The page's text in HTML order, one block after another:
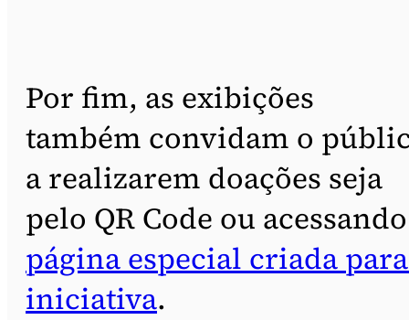
Por fim, as exibições
também convidam o
a realizarem doações seja
pelo QR Code ou
página especial criada
iniciativa.